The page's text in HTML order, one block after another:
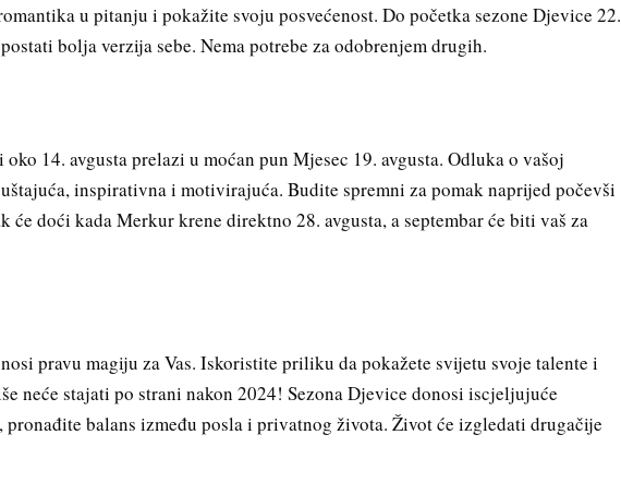
u pitanju i pokažite svoju posvećenost. Do početka sezone Djevice 22.
bolja verzija sebe. Nema potrebe za odobrenjem drugih.
14. avgusta prelazi u moćan pun Mjesec 19. avgusta. Odluka o vašoj
inspirativna i motivirajuća. Budite spremni za pomak naprijed počevši
će doći kada Merkur krene direktno 28. avgusta, a septembar će biti vaš za
pravu magiju za Vas. Iskoristite priliku da pokažete svijetu svoje talente i
neće stajati po strani nakon 2024! Sezona Djevice donosi iscjeljujuće
pronađite balans između posla i privatnog života. Život će izgledati drugačije